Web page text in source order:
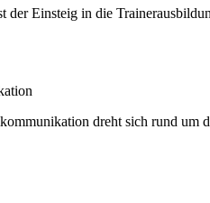
der Einsteig in die
dreht sich rund um